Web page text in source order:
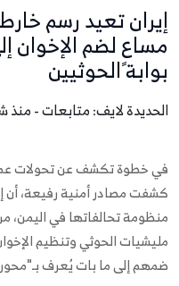
إيران تعيد رسم
مساعٍ لضم الإخوان
بوابة الحوثيين
الحديدة لايف: متابعات -
في خطوة تكشف عن تحولات
كشفت مصادر أمنية رفيعة،
منظومة تحالفاتها في اليمن،
مليشيات الحوثي وتنظيم
ضمهم إلى ما بات يُعرف